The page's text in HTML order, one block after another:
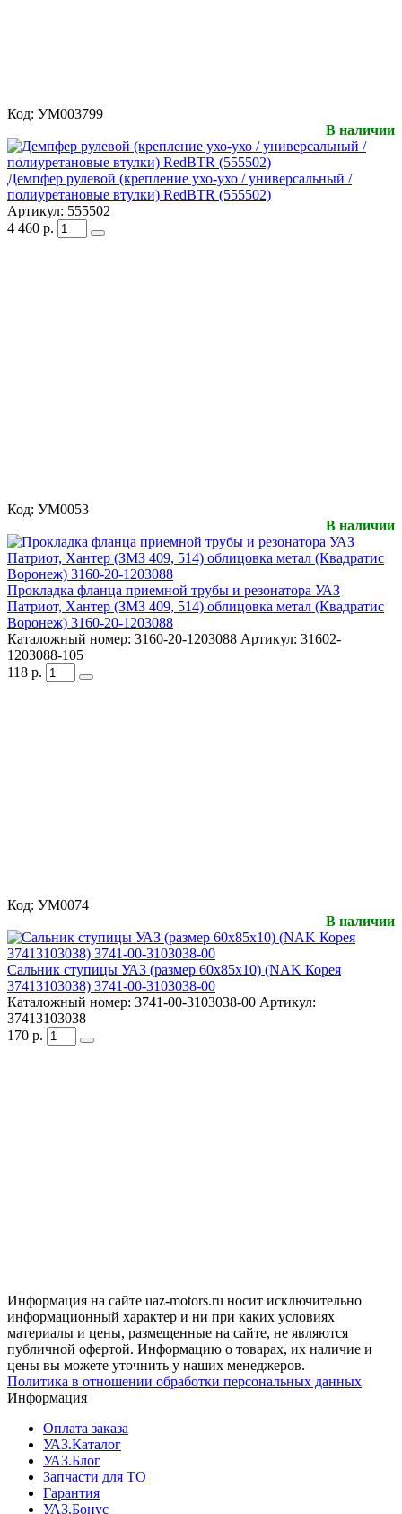
Код: УМ003799
В наличии
Демпфер рулевой (крепление ухо-ухо / универсальный /
полиуретановые втулки) RedBTR (555502)
Артикул: 555502
4 460 р.
Код: УМ0053
В наличии
Прокладка фланца приемной трубы и резонатора УАЗ
Патриот, Хантер (ЗМЗ 409, 514) облицовка метал (Квадратис
Воронеж) 3160-20-1203088
Каталожный номер: 3160-20-1203088 Артикул: 31602-
1203088-105
118 р.
Код: УМ0074
В наличии
Сальник ступицы УАЗ (размер 60х85х10) (NAK Корея
37413103038) 3741-00-3103038-00
Каталожный номер: 3741-00-3103038-00 Артикул:
37413103038
170 р.
Информация на сайте uaz-motors.ru носит исключительно
информационный характер и ни при каких условиях
материалы и цены, размещенные на сайте, не являются
публичной офертой. Информацию о товарах, их наличие и
цены вы можете уточнить у наших менеджеров.
Политика в отношении обработки персональных данных
Информация
Оплата заказа
УАЗ.Каталог
УАЗ.Блог
Запчасти для ТО
Гарантия
УАЗ.Бонус